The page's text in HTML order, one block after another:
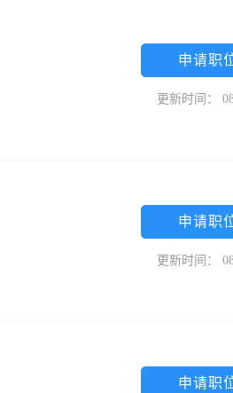
申请职
更新时间：
申请职
更新时间：
申请职